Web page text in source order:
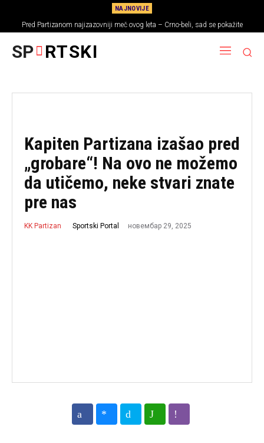
NAJNOVIJE
Pred Partizanom najizazovniji meč ovog leta – Crno-beli, sad se pokažite
SP RTSKI
Kapiten Partizana izašao pred
„grobare“! Na ovo ne možemo
da utičemo, neke stvari znate
pre nas
KK Partizan Sportski Portal новембар 29, 2025